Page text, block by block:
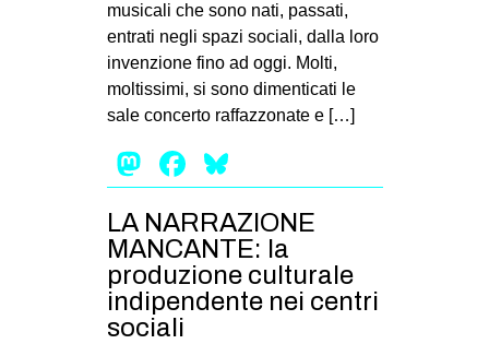
EUROPA
MEDIO ORIENTE
MONDO
in
Fb
tw
musicali che sono nati, passati,
entrati negli spazi sociali, dalla loro
invenzione fino ad oggi. Molti,
moltissimi, si sono dimenticati le
sale concerto raffazzonate e […]
Mastodon
Facebook
LA NARRAZIONE
MANCANTE: la
produzione culturale
indipendente nei centri
sociali